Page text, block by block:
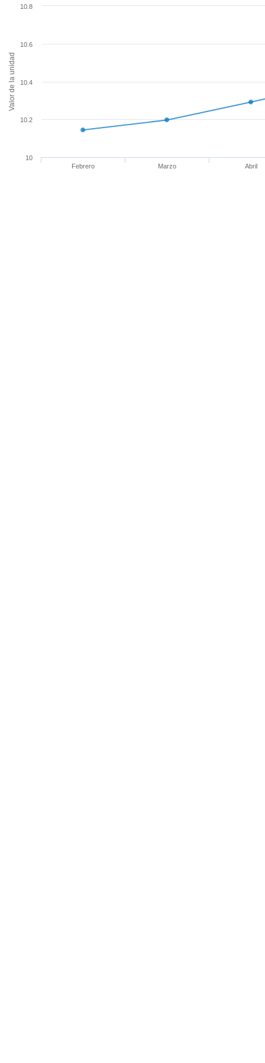
Valor de la unidad
Febrero Marzo Abril
10
10.2
10.4
10.6
10.8